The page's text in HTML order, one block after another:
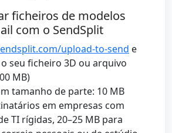
ficheiros de modelos
com o SendSplit
upload-to-send e
seu ficheiro 3D ou arquivo
MB)
tamanho de parte: 10 MB
em empresas com
TI rígidas, 20–25 MB para